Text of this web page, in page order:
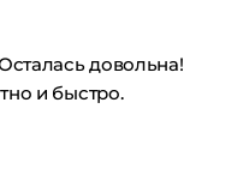
довольна!
и быстро.